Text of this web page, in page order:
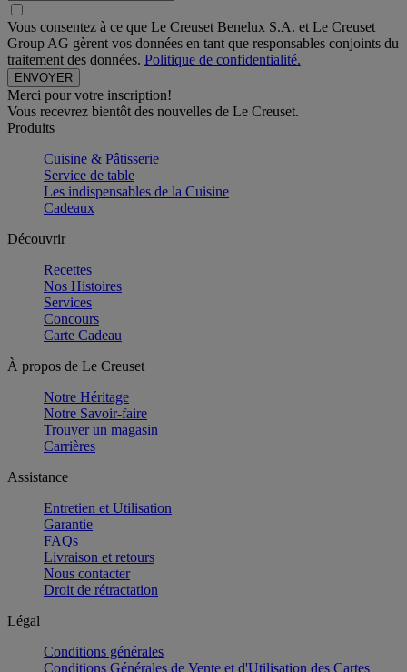
Vous consentez à ce que Le Creuset Benelux S.A. et Le Creuset
Group AG gèrent vos données en tant que responsables conjoints du
traitement des données. Politique de confidentialité.
Merci pour votre inscription!
Vous recevrez bientôt des nouvelles de Le Creuset.
Produits
Cuisine & Pâtisserie
Service de table
Les indispensables de la Cuisine
Cadeaux
Découvrir
Recettes
Nos Histoires
Services
Concours
Carte Cadeau
À propos de Le Creuset
Notre Héritage
Notre Savoir-faire
Trouver un magasin
Carrières
Assistance
Entretien et Utilisation
Garantie
FAQs
Livraison et retours
Nous contacter
Droit de rétractation
Légal
Conditions générales
Conditions Générales de Vente et d'Utilisation des Cartes